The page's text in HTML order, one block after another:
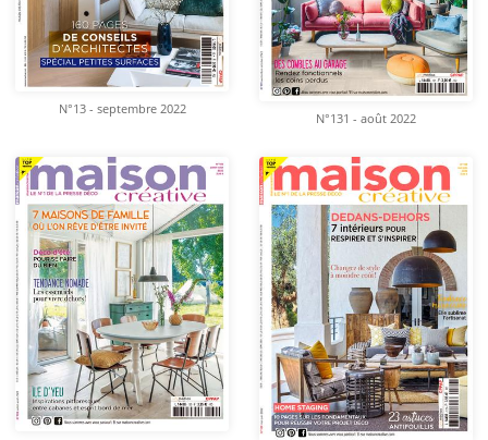
N°13 - septembre 2022
N°131 - août 2022